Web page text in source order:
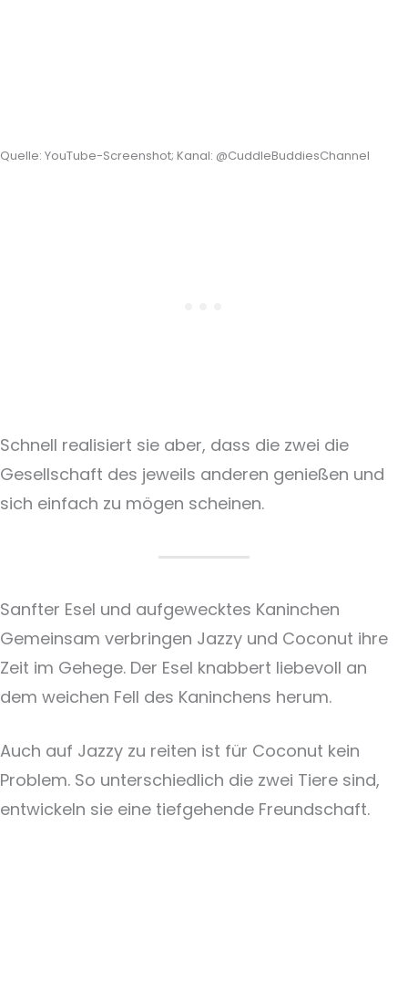
Quelle: YouTube-Screenshot; Kanal: @CuddleBuddiesChannel
Schnell realisiert sie aber, dass die zwei die
Gesellschaft des jeweils anderen genießen und
sich einfach zu mögen scheinen.
Sanfter Esel und aufgewecktes Kaninchen
Gemeinsam verbringen Jazzy und Coconut ihre
Zeit im Gehege. Der Esel knabbert liebevoll an
dem weichen Fell des Kaninchens herum.
Auch auf Jazzy zu reiten ist für Coconut kein
Problem. So unterschiedlich die zwei Tiere sind,
entwickeln sie eine tiefgehende Freundschaft.